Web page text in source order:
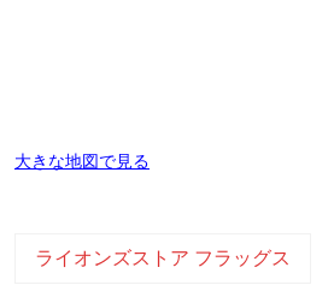
大きな地図で見る
ライオンズストア フラッグス